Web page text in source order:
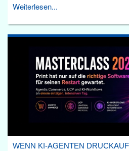
Weiterlesen...
WENN KI-AGENTEN